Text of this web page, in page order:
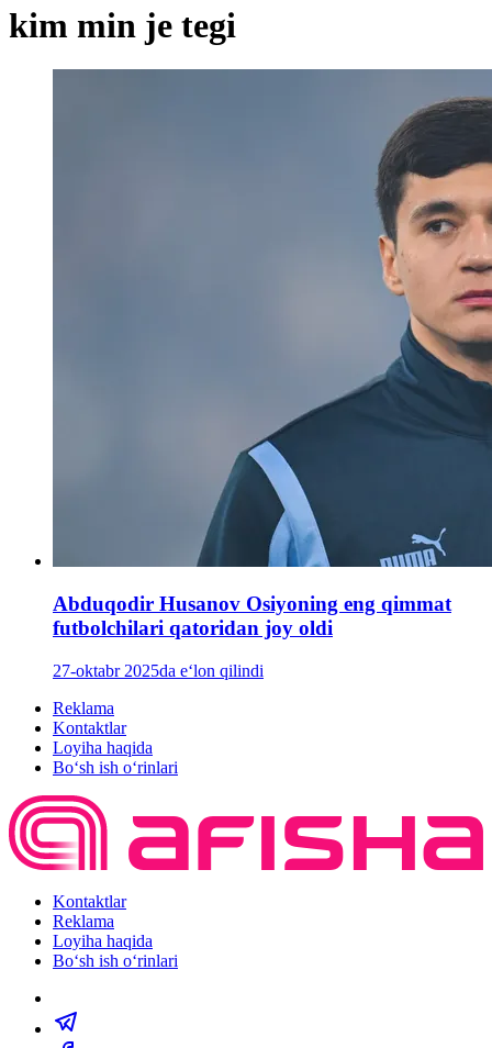
kim min je tegi
Abduqodir Husanov Osiyoning eng qimmat
futbolchilari qatoridan joy oldi
27-oktabr 2025da e‘lon qilindi
Reklama
Kontaktlar
Loyiha haqida
Bo‘sh ish o‘rinlari
Kontaktlar
Reklama
Loyiha haqida
Bo‘sh ish o‘rinlari